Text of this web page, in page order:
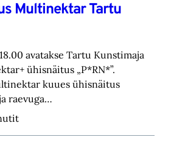
Multinektar Tartu
avatakse Tartu Kunstimaja
ühisnäitus „P*RN*”.
kuues ühisnäitus
raevuga…